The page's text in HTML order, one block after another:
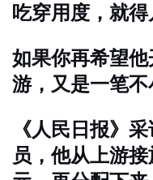
吃穿用度，就得
如果你再希望
游，又是一笔不
《人民日报》
员，他从上游